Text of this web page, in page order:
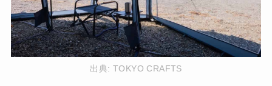
出典: TOKYO CRAFTS